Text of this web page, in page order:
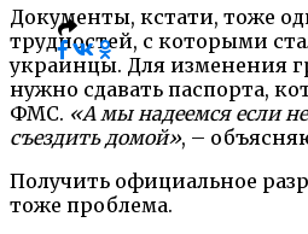
Документы, кстати, тоже
трудностей, с которыми
украинцы. Для изменения
нужно сдавать паспорта,
ФМС. «А мы надеемся если
съездить домой», –
Получить официальное
тоже проблема.